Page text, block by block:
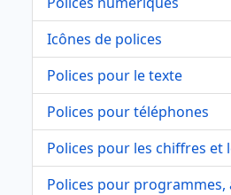
Icônes de polices
Polices pour le texte
Polices pour téléphones
Polices pour les chiffres et
Polices pour programmes,